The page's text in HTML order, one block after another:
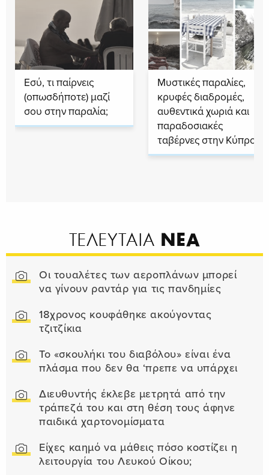
Εσύ, τι παίρνεις
(οπωσδήποτε) μαζί
σου στην παραλία;
Μυστικές παραλίες,
κρυφές διαδρομές,
αυθεντικά χωριά και
παραδοσιακές
ταβέρνες στην Κύπρο
ΤΕΛΕΥΤΑΙΑ ΝΕΑ
Οι τουαλέτες των αεροπλάνων μπορεί
να γίνουν ραντάρ για τις πανδημίες
18χρονος κουφάθηκε ακούγοντας
τζιτζίκια
Το «σκουλήκι του διαβόλου» είναι ένα
πλάσμα που δεν θα ‘πρεπε να υπάρχει
Διευθυντής έκλεβε μετρητά από την
τράπεζά του και στη θέση τους άφηνε
παιδικά χαρτονομίσματα
Είχες καημό να μάθεις πόσο κοστίζει η
λειτουργία του Λευκού Οίκου;